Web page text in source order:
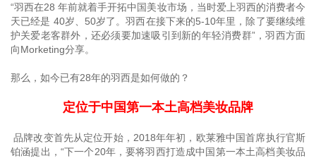
“羽西在28 年前就着手开拓中国美妆市场，当时爱上羽西的消费者今
天已经是 40岁、50岁了。羽西在接下来的5-10年里，除了要继续维
护关爱老客群外，还必须要加速吸引到新的年轻消费群”，羽西方面
向Morketing分享。
那么，如今已有28年的羽西是如何做的？
定位于中国第一本土高档美妆品牌
品牌改变首先从定位开始，2018年年初，欧莱雅中国首席执行官斯
铂涵提出，“下一个20年，要将羽西打造成中国第一本土高档美妆品